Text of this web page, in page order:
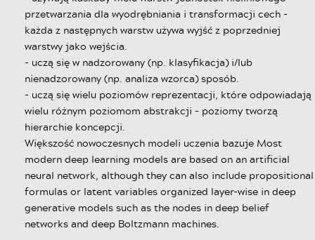
przetwarzania dla wyodrębniania i transformacji cech -
każda z następnych warstw używa wyjść z poprzedniej
warstwy jako wejścia.
- uczą się w nadzorowany (np. klasyfikacja) i/lub
nienadzorowany (np. analiza wzorca) sposób.
- uczą się wielu poziomów reprezentacji, które odpowiadają
wielu różnym poziomom abstrakcji - poziomy tworzą
hierarchie koncepcji.
Większość nowoczesnych modeli uczenia bazuje Most
modern deep learning models are based on an artificial
neural network, although they can also include propositional
formulas or latent variables organized layer-wise in deep
generative models such as the nodes in deep belief
networks and deep Boltzmann machines.